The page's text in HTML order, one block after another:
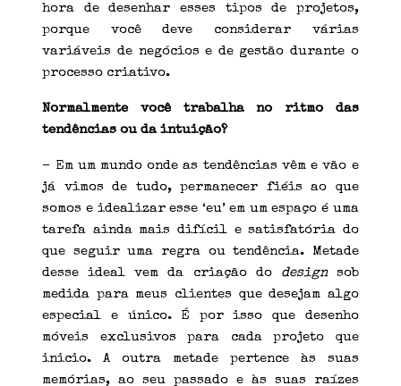
hora de desenhar esses tipos de projetos,
porque você deve considerar várias
variáveis ​​de negócios e de gestão durante o
processo criativo.
Normalmente você trabalha no ritmo das
tendências ou da intuição?
– Em um mundo onde as tendências vêm e vão e
já vimos de tudo, permanecer fiéis ao que
somos e idealizar esse ‘eu’ em um espaço é uma
tarefa ainda mais difícil e satisfatória do
que seguir uma regra ou tendência. Metade
desse ideal vem da criação do designsob
medida para meus clientes que desejam algo
especial e único. É por isso que desenho
móveis exclusivos para cada projeto que
inicio. A outra metade pertence às suas
memórias, ao seu passado e às suas raízes